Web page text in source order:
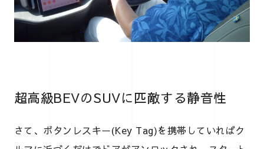
超高級BEVのSUVに匹敵する静音性
さて、ボタンレスキー(Key Tag)を携帯していればク